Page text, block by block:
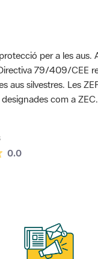
per a les aus.
79/409/CEE
aus silvestres. Les
com a ZEC.
0.0La valoración